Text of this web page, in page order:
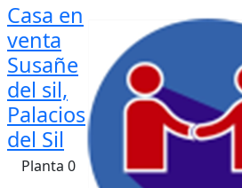
Casa en
venta
Susañe
del sil,
Palacios
del Sil
Planta 0